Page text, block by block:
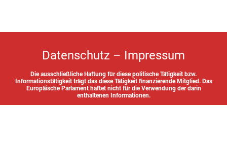
Datenschutz – Impressum
Die ausschließliche Haftung für diese politische Tätigkeit bzw.
Informationstätigkeit trägt das diese Tätigkeit finanzierende Mitglied. Das
Europäische Parlament haftet nicht für die Verwendung der darin
enthaltenen Informationen.